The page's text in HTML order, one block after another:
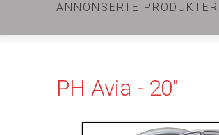
ANNONSERTE PRODUKTER
PH Avia - 20"